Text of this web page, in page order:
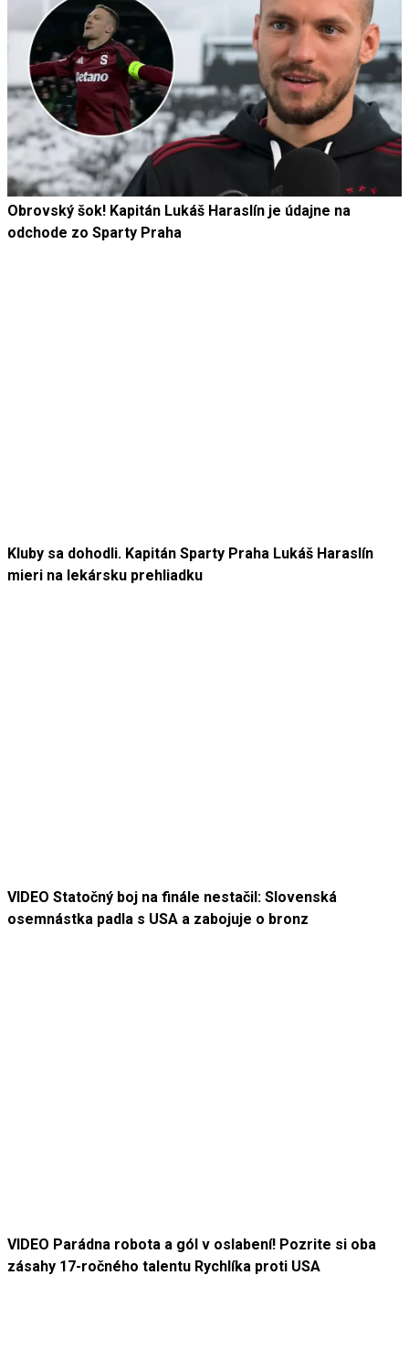
Obrovský šok! Kapitán Lukáš Haraslín je údajne na
odchode zo Sparty Praha
Kluby sa dohodli. Kapitán Sparty Praha Lukáš Haraslín
mieri na lekársku prehliadku
VIDEO Statočný boj na finále nestačil: Slovenská
osemnástka padla s USA a zabojuje o bronz
VIDEO Parádna robota a gól v oslabení! Pozrite si oba
zásahy 17-ročného talentu Rychlíka proti USA